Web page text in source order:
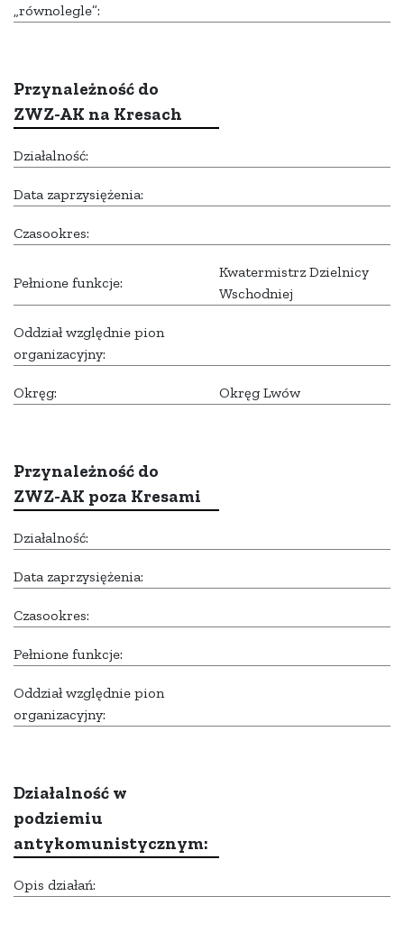
„równolegle”:
Przynależność do
ZWZ-AK na Kresach
Działalność:
Data zaprzysiężenia:
Czasookres:
Pełnione funkcje:
Kwatermistrz Dzielnicy
Wschodniej
Oddział względnie pion
organizacyjny:
Okręg: Okręg Lwów
Przynależność do
ZWZ-AK poza Kresami
Działalność:
Data zaprzysiężenia:
Czasookres:
Pełnione funkcje:
Oddział względnie pion
organizacyjny:
Działalność w
podziemiu
antykomunistycznym:
Opis działań: